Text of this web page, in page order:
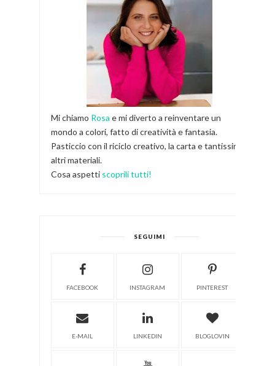
Mi chiamo Rosa e mi diverto a reinventare un
mondo a colori, fatto di creatività e fantasia.
Pasticcio con il riciclo creativo, la carta e tantissimi
altri materiali.
Cosa aspetti scoprili tutti!
SEGUIMI
FACEBOOK INSTAGRAM PINTEREST
E-MAIL LINKEDIN BLOGLOVIN